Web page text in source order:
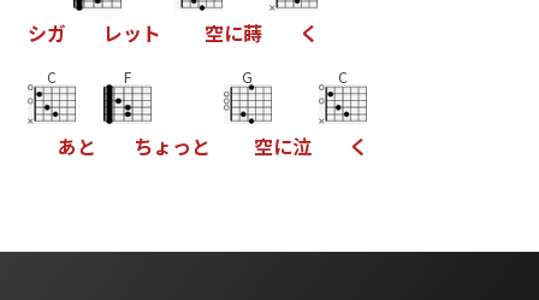
シガ レッ ト 空に蒔 く
C
あ と
F
ちょ っ と
G
空に泣
C
く